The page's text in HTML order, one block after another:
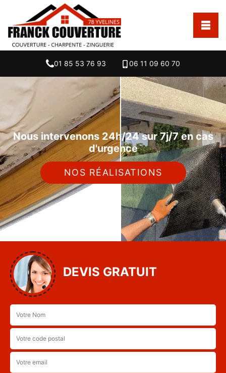
01 85 53 76 93 06 11 09 60 70
Nous intervenons 24h/24 sur 7j/7 en cas
d'urgence
NOS RÉALISATIONS
DEVIS GRATUIT